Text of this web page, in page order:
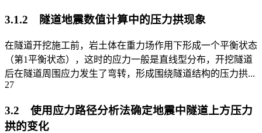
3.1.2 隧道地震数值计算中的压力拱现象
在隧道开挖施工前，岩土体在重力场作用下形成一个平衡状态
（第1平衡状态），这时的应力一般是直线型分布，开挖隧道
后在隧道周围应力发生了弯转，形成围绕隧道结构的压力拱...
27
3.2 使用应力路径分析法确定地震中隧道上方压力
拱的变化